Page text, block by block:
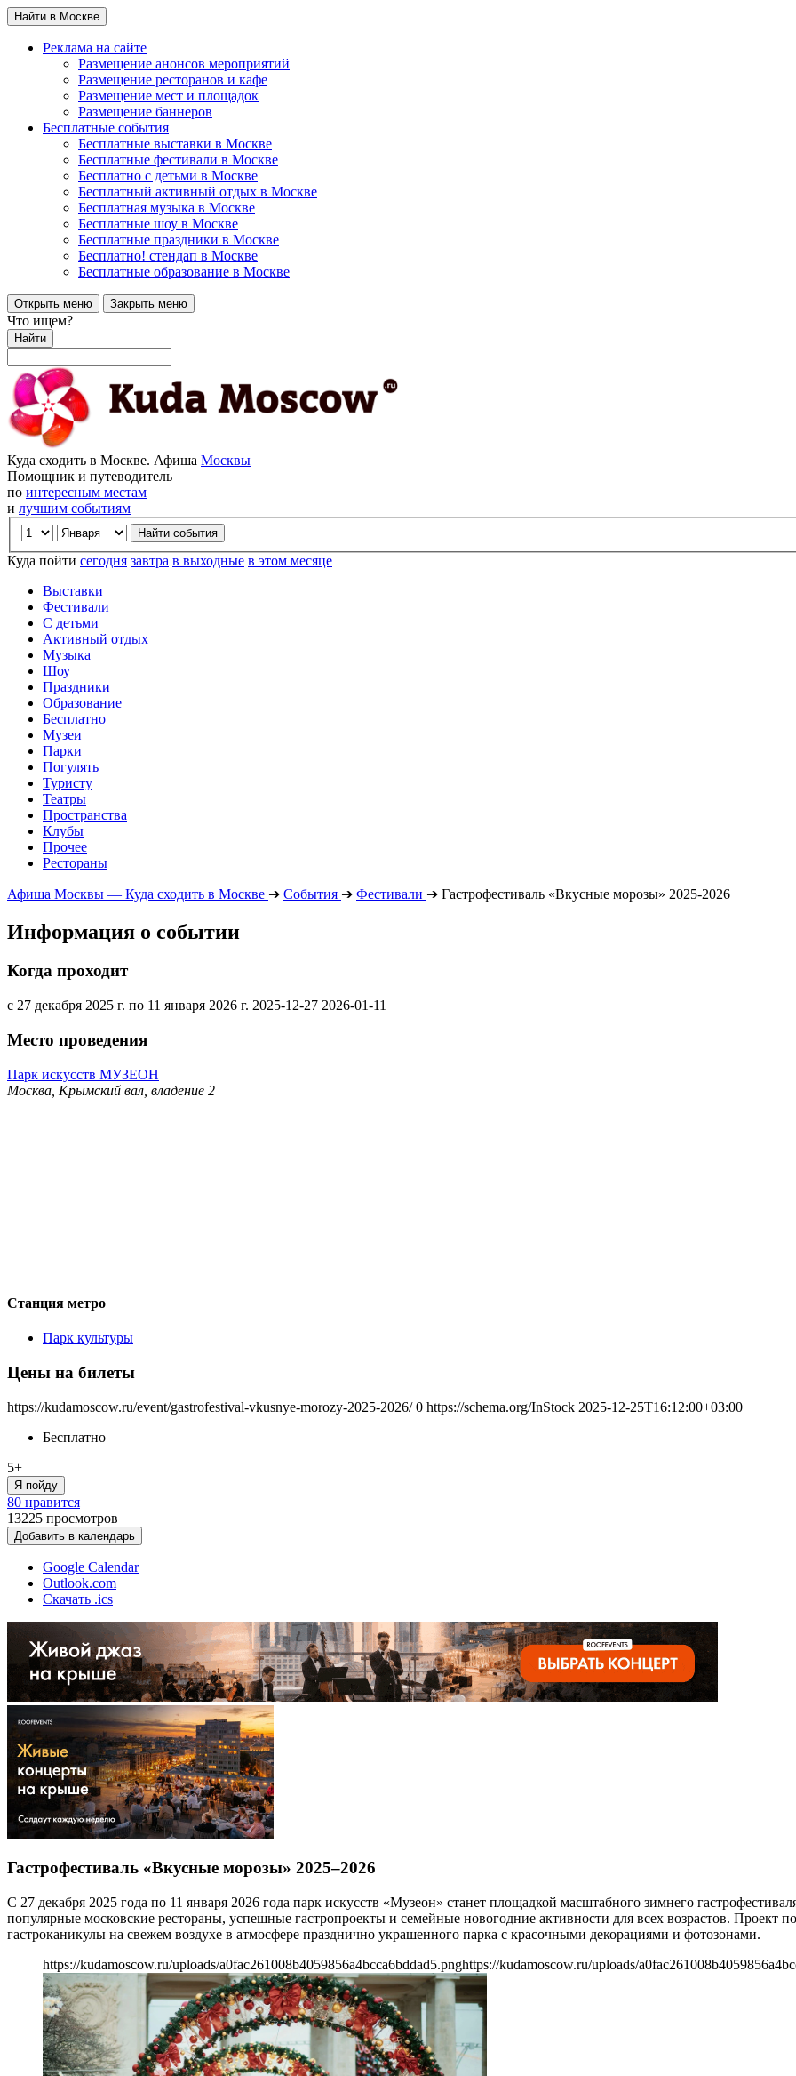
Найти в Москве
Реклама на сайте
Размещение анонсов мероприятий
Размещение ресторанов и кафе
Размещение мест и площадок
Размещение баннеров
Бесплатные события
Бесплатные выставки в Москве
Бесплатные фестивали в Москве
Бесплатно с детьми в Москве
Бесплатный активный отдых в Москве
Бесплатная музыка в Москве
Бесплатные шоу в Москве
Бесплатные праздники в Москве
Бесплатно! стендап в Москве
Бесплатные образование в Москве
Открыть меню Закрыть меню
Что ищем?
Найти
Куда сходить в Москве. Афиша Москвы
Помощник и путеводитель
по интересным местам
и лучшим событиям
Куда пойти сегодня завтра в выходные в этом месяце
Выставки
Фестивали
С детьми
Активный отдых
Музыка
Шоу
Праздники
Образование
Бесплатно
Музеи
Парки
Погулять
Туристу
Театры
Пространства
Клубы
Прочее
Рестораны
Афиша Москвы — Куда сходить в Москве ➔ События ➔ Фестивали ➔ Гастрофестиваль «Вкусные морозы» 2025-2026
Информация о событии
Когда проходит
с 27 декабря 2025 г. по 11 января 2026 г. 2025-12-27 2026-01-11
Место проведения
Парк искусств МУЗЕОН
Москва, Крымский вал, владение 2
Станция метро
Парк культуры
Цены на билеты
https://kudamoscow.ru/event/gastrofestival-vkusnye-morozy-2025-2026/ 0 https://schema.org/InStock 2025-12-25T16:12:00+03:00
Бесплатно
5+
Я пойду
80 нравится
13225 просмотров
Добавить в календарь
Google Calendar
Outlook.com
Скачать .ics
Гастрофестиваль «Вкусные морозы» 2025–2026
С 27 декабря 2025 года по 11 января 2026 года парк искусств «Музеон» станет площадкой масштабного зимнего
популярные московские рестораны, успешные гастропроекты и семейные новогодние активности для всех возрастов.
гастроканикулы на свежем воздухе в атмосфере празднично украшенного парка с красочными декорациями и фотозонами.
https://kudamoscow.ru/uploads/a0fac261008b4059856a4bcca6bddad5.pnghttps://kudamoscow.ru/uploads/